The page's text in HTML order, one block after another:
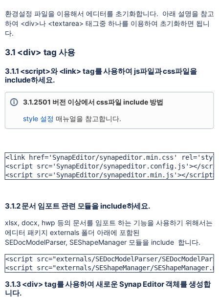
환경설정 파일을 이용해서 에디터를 초기화합니다. 아래 설명을 참고
하여 <div>나 <textarea> 태그중 하나를 이용하여 초기화하면 됩니
다.
3.1 <div> tag 사용
3.1.1 <script>와 <link> tag를 사용하여 js파일과 css파일을
include하세요.
3.1.2501 버전 이상에서 css파일 include 방법
style 설정 매뉴얼을 참고합니다.
<link href='SynapEditor/synapeditor.min.css'
<script src='SynapEditor/synapeditor.config.js'></
<script src='SynapEditor/synapeditor.min.js'></script>
3.1.2 문서 임포트 관련 모듈을 include하세요.
xlsx, docx, hwp 등의 문서를 임포트 하는 기능을 사용하기 위해서는
에디터 패키지 externals 폴더 아래에 포함된
SEDocModelParser, SEShapeManager 모듈을 include 합니다.
<script src="externals/SEDocModelParser/
<script src="externals/SEShapeManager/
3.1.3 <div> tag를 사용하여 새로운 Synap Editor 객체를 생성합
니다.